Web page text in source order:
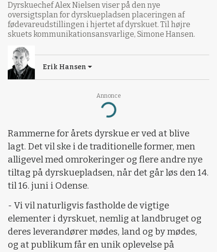
Annonce
Loading...
Dyrskuechef Alex Nielsen viser på den nye
oversigtsplan for dyrskuepladsen placeringen af
fødevareudstillingen i hjertet af dyrskuet. Til højre
skuets kommunikationsansvarlige, Simone Hansen.
Erik Hansen
Rammerne for årets dyrskue er ved at blive
lagt. Det vil ske i de traditionelle former, men
alligevel med omrokeringer og flere andre nye
tiltag på dyrskuepladsen, når det går løs den 14.
til 16. juni i Odense.
- Vi vil naturligvis fastholde de vigtige
elementer i dyrskuet, nemlig at landbruget og
deres leverandører mødes, land og by mødes,
og at publikum får en unik oplevelse på